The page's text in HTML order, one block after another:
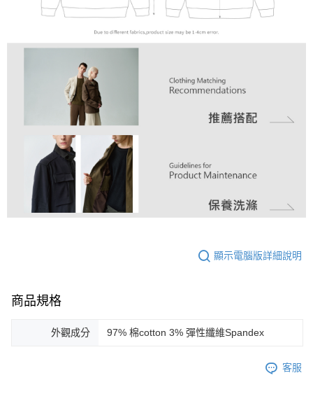
顯示電腦版詳細說明
商品規格
外觀成分 97% 棉cotton 3% 彈性纖維Spandex
客服